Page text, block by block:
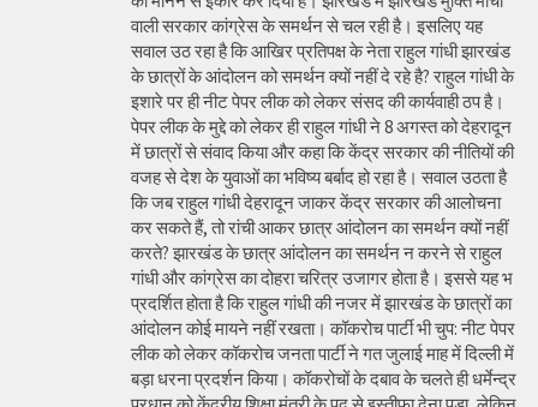
वाली सरकार कांग्रेस के समर्थन से चल रही है। इसलिए यह
सवाल उठ रहा है कि आखिर प्रतिपक्ष के नेता राहुल गांधी झारखंड
के छात्रों के आंदोलन को समर्थन क्यों नहीं दे रहे है? राहुल गांधी के
इशारे पर ही नीट पेपर लीक को लेकर संसद की कार्यवाही ठप है।
पेपर लीक के मुद्दे को लेकर ही राहुल गांधी ने 8 अगस्त को देहरादून
में छात्रों से संवाद किया और कहा कि केंद्र सरकार की नीतियों की
वजह से देश के युवाओं का भविष्य बर्बाद हो रहा है। सवाल उठता है
कि जब राहुल गांधी देहरादून जाकर केंद्र सरकार की आलोचना
कर सकते हैं, तो रांची आकर छात्र आंदोलन का समर्थन क्यों नहीं
करते? झारखंड के छात्र आंदोलन का समर्थन न करने से राहुल
गांधी और कांग्रेस का दोहरा चरित्र उजागर होता है। इससे यह भ
प्रदर्शित होता है कि राहुल गांधी की नजर में झारखंड के छात्रों का
आंदोलन कोई मायने नहीं रखता। कॉकरोच पार्टी भी चुप: नीट पेपर
लीक को लेकर कॉकरोच जनता पार्टी ने गत जुलाई माह में दिल्ली में
बड़ा धरना प्रदर्शन किया। कॉकरोचों के दबाव के चलते ही धर्मेन्द्र